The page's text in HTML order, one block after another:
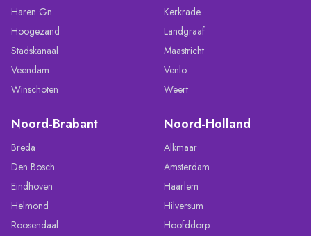
Haren Gn
Hoogezand
Stadskanaal
Veendam
Winschoten
Kerkrade
Landgraaf
Maastricht
Venlo
Weert
Noord-Brabant
Breda
Den Bosch
Eindhoven
Helmond
Roosendaal
Noord-Holland
Alkmaar
Amsterdam
Haarlem
Hilversum
Hoofddorp